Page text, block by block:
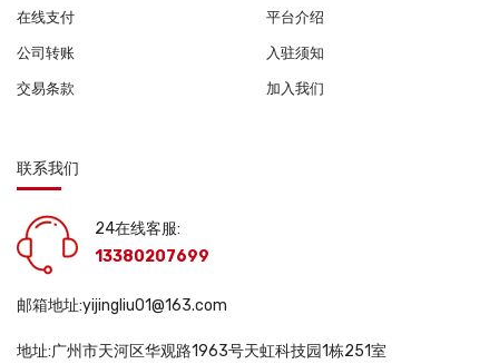
在线支付
公司转账
交易条款
平台介绍
入驻须知
加入我们
联系我们
24在线客服:
13380207699
邮箱地址:yijingliu01@163.com
地址:广州市天河区华观路1963号天虹科技园1栋251室